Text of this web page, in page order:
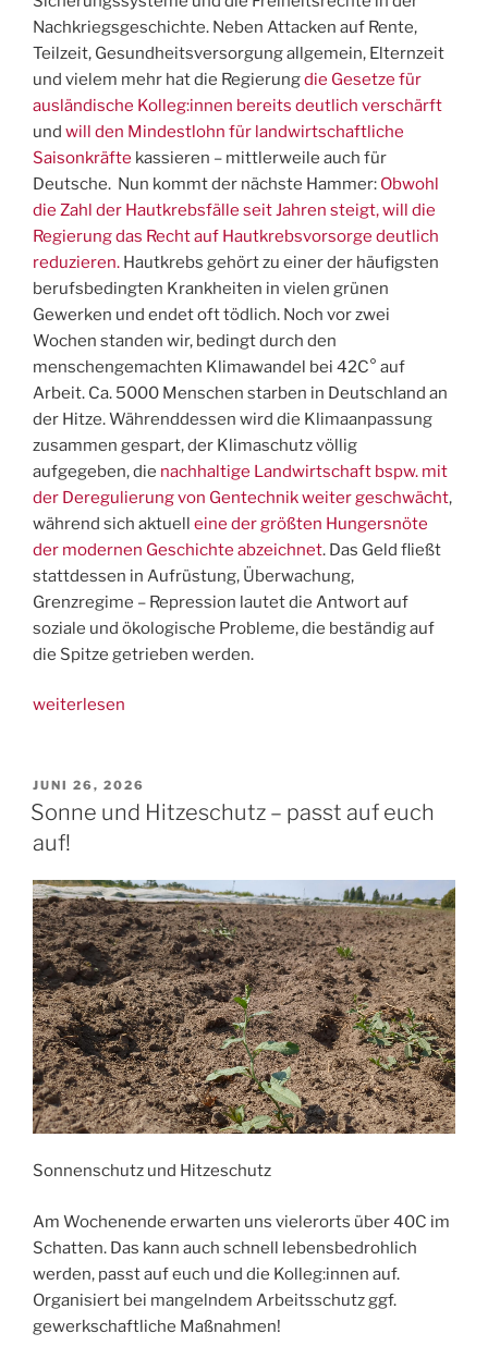
Nachkriegsgeschichte. Neben Attacken auf Rente,
Teilzeit, Gesundheitsversorgung allgemein, Elternzeit
und vielem mehr hat die Regierungdie Gesetze für
ausländische Kolleg:innen bereits deutlich verschärft
und will den Mindestlohn für landwirtschaftliche
Saisonkräfte kassieren – mittlerweile auch für
Deutsche. Nun kommt der nächste Hammer: Obwohl
die Zahl der Hautkrebsfälle seit Jahren steigt, will die
Regierung das Recht auf Hautkrebsvorsorge deutlich
reduzieren. Hautkrebs gehört zu einer der häufigsten
berufsbedingten Krankheiten in vielen grünen
Gewerken und endet oft tödlich. Noch vor zwei
Wochen standen wir, bedingt durch den
menschengemachten Klimawandel bei 42C° auf
Arbeit. Ca. 5000 Menschen starben in Deutschland an
der Hitze. Währenddessen wird die Klimaanpassung
zusammen gespart, der Klimaschutz völlig
aufgegeben, die nachhaltige Landwirtschaft bspw. mit
der Deregulierung von Gentechnik weiter geschwächt,
während sich aktuell eine der größten Hungersnöte
der modernen Geschichte abzeichnet. Das Geld fließt
stattdessen in Aufrüstung, Überwachung,
Grenzregime – Repression lautet die Antwort auf
soziale und ökologische Probleme, die beständig auf
die Spitze getrieben werden.
„Angriff
Mindestlohn,
Krebsvorsorge
–
startet
Kampagne“
weiterlesen
VERÖFFENTLICHT
AM
JUNI 26, 2026
Sonne und Hitzeschutz – passt auf euch
auf!
Sonnenschutz und Hitzeschutz
Am Wochenende erwarten uns vielerorts über 40C im
Schatten. Das kann auch schnell lebensbedrohlich
werden, passt auf euch und die Kolleg:innen auf.
Organisiert bei mangelndem Arbeitsschutz ggf.
gewerkschaftliche Maßnahmen!